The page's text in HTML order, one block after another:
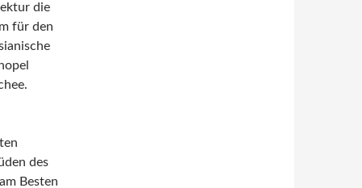
die
für den
des
Besten